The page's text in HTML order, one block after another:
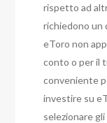
rispetto ad
richiedono un
eToro non
conto o per il
conveniente
investire su
selezionare